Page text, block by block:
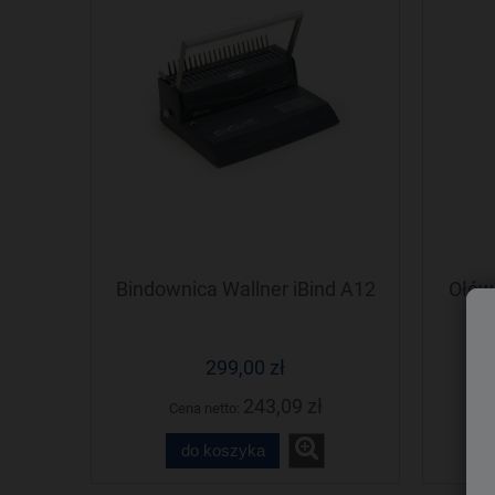
Bindownica Wallner iBind A12
299,00 zł
do koszyka